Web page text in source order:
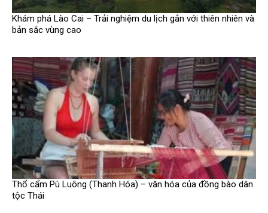
Khám phá Lào Cai – Trải nghiệm du lịch gắn với thiên nhiên và
bản sắc vùng cao
Thổ cẩm Pù Luông (Thanh Hóa) – văn hóa của đồng bào dân
tộc Thái